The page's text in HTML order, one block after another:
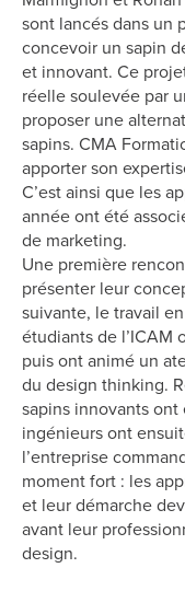
sont lancés dans un
concevoir un sapin
et innovant. Ce
réelle soulevée par
proposer une
sapins. CMA
apporter son
C’est ainsi que les
année ont été
de marketing.
Une première
présenter leur
suivante, le travail
étudiants de l’ICAM
puis ont animé un
du design thinking.
sapins innovants
ingénieurs ont
l’entreprise
moment fort : les
et leur démarche
avant leur
design.